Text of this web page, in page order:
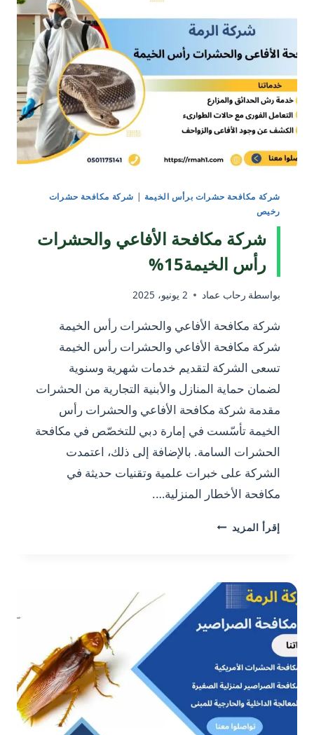
شركة مكافحة حشرات برأس الخيمة | شركة مكافحة حشرات
رخيص
شركة مكافحة الأفاعي والحشرات
رأس الخيمة15%
بواسطة رحاب عماد 2 يونيو، 2025
شركة مكافحة الأفاعي والحشرات رأس الخيمة
شركة مكافحة الأفاعي والحشرات رأس الخيمة
تسعى الشركة لتقديم خدمات شهرية وسنوية
لضمان حماية المنازل والأبنية التجارية من الحشرات
مقدمة شركة مكافحة الأفاعي والحشرات رأس
الخيمة تأسّست في إمارة دبي للتخصّص في مكافحة
الحشرات السامة. بالإضافة إلى ذلك، اعتمدت
الشركة على خبرات علمية وتقنيات حديثة في
مكافحة الأخطار المنزلية….
إقرأ المزيد شركة
رأس
الخيمة15%